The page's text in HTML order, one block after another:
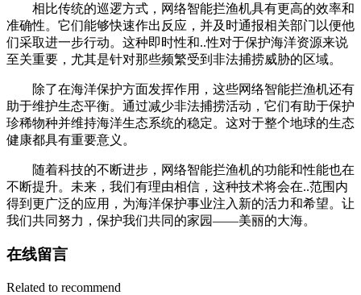
相比传统的巡逻方式，网络智能拦渔机具有更高的效率和
准确性。它们能够快速作出反应，并及时通报相关部门以便他
们采取进一步行动。这种即时性和..性对于保护海洋资源来说
至关重要，尤其是针对那些频繁受到非法捕捞威胁的区域。
除了在海洋保护方面发挥作用，这些网络智能拦渔机还有
助于维护生态平衡。通过减少非法捕捞活动，它们有助于保护
珍稀物种并维持海洋生态系统的稳定。这对于整个地球的生态
健康都具有重要意义。
随着科技的不断进步，网络智能拦渔机的功能和性能也在
不断提升。未来，我们有理由相信，这种技术将会在..范围内
得到更广泛的应用，为海洋保护事业注入新的活力和希望。让
我们共同努力，保护我们共同的家园——美丽的大海。
在线留言
Related to recommend